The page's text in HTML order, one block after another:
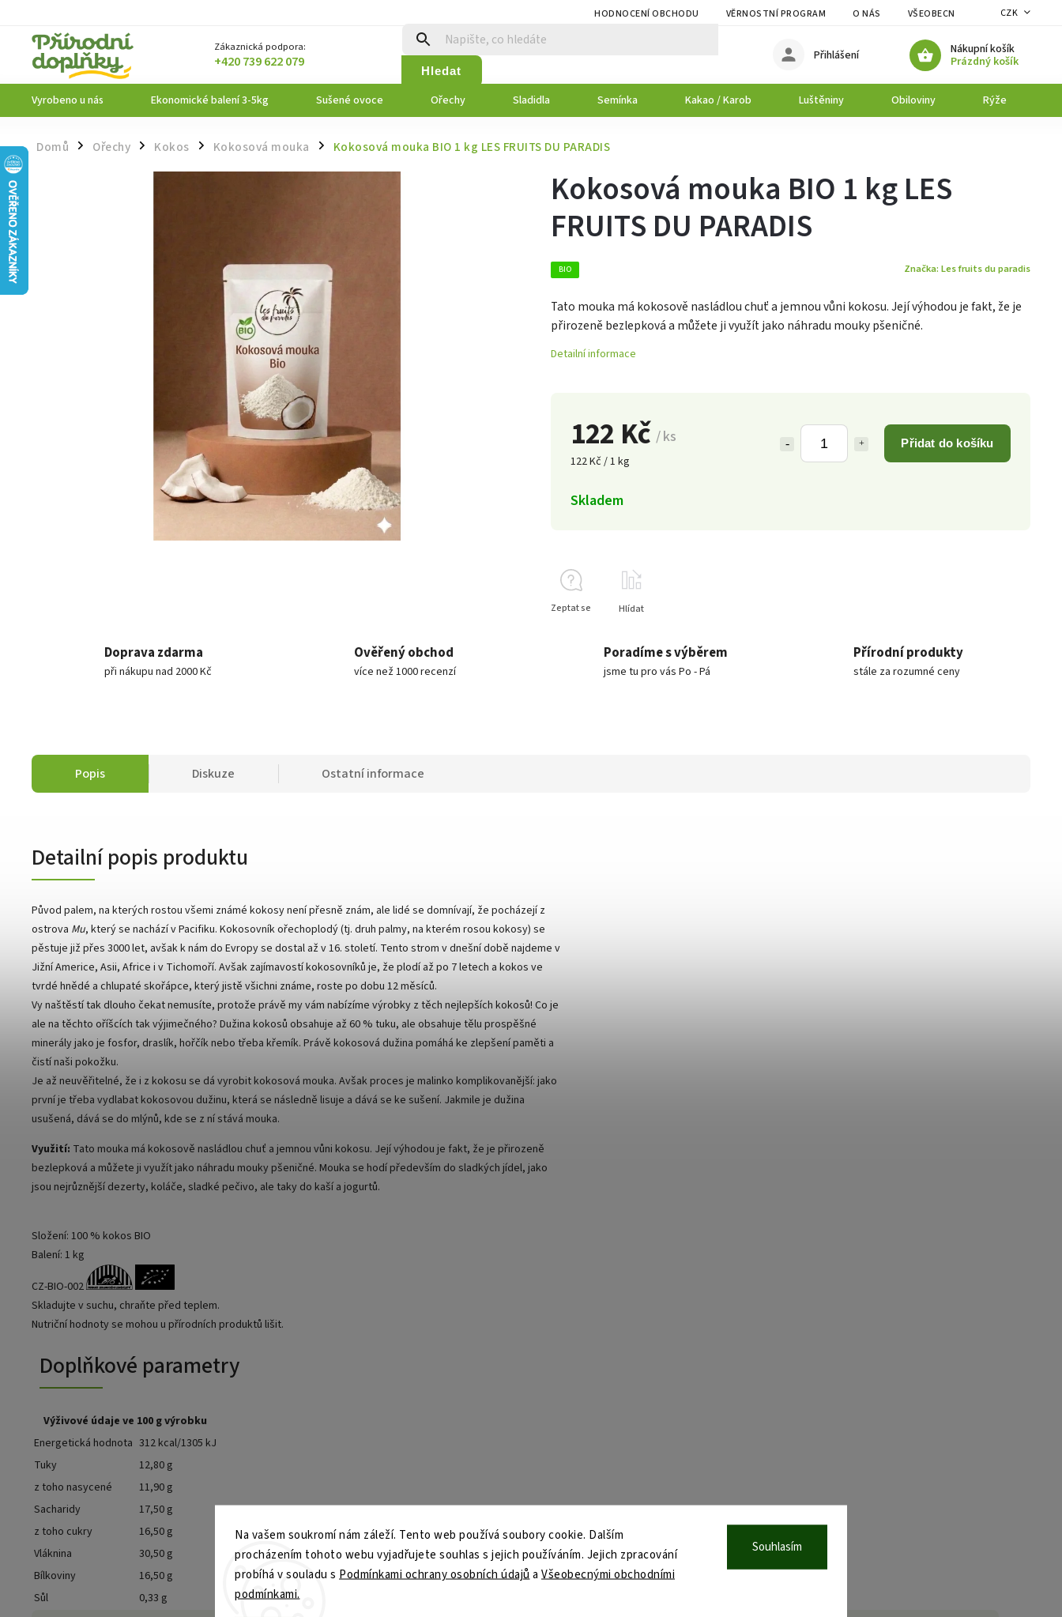
Na vašem soukromí nám záleží. Tento web používá soubory cookie. Dalším
procházením tohoto webu vyjadřujete souhlas s jejich používáním. Jejich zpracování
probíhá v souladu s Podmínkami ochrany osobních údajů a Všeobecnými obchodními
podmínkami.
Souhlasím
HODNOCENÍ OBCHODU VĚRNOSTNÍ PROGRAM O NÁS VŠEOBECNÉ OBCHODNÍ PODMÍNKY
CZK
Zákaznická podpora:
+420 739 622 079 Hledat
Nákupní košík
Prázdný košík
Přihlášení
Vyrobeno u nás Ekonomické balení 3-5kg Sušené ovoce Ořechy Sladidla Semínka Kakao / Karob Luštěniny Obiloviny Rýže
Domů / Ořechy / Kokos / Kokosová mouka / Kokosová mouka BIO 1 kg LES FRUITS DU PARADIS
122 Kč / ks
122 Kč / 1 kg
Přidat do košíku
Skladem
Kokosová mouka BIO 1 kg LES
FRUITS DU PARADIS
BIO Značka: Les fruits du paradis
Tato mouka má kokosově nasládlou chuť a jemnou vůni kokosu. Její výhodou je fakt, že je
přirozeně bezlepková a můžete ji využít jako náhradu mouky pšeničné.
Detailní informace
Zeptat se Hlídat
Doprava zdarma
při nákupu nad 2000 Kč
Ověřený obchod
více než 1000 recenzí
Poradíme s výběrem
jsme tu pro vás Po - Pá
Přírodní produkty
stále za rozumné ceny
Popis Diskuze Ostatní informace
Detailní popis produktu
Původ palem, na kterých rostou všemi známé kokosy není přesně znám, ale lidé se domnívají, že pocházejí z
ostrova Mu, který se nachází v Pacifiku. Kokosovník ořechoplodý (tj. druh palmy, na kterém rosou kokosy) se
pěstuje již přes 3000 let, avšak k nám do Evropy se dostal až v 16. století. Tento strom v dnešní době najdeme v
Jižní Americe, Asii, Africe i v Tichomoří. Avšak zajímavostí kokosovníků je, že plodí až po 7 letech a kokos ve
tvrdé hnědé a chlupaté skořápce, který jistě všichni známe, roste po dobu 12 měsíců.
Vy naštěstí tak dlouho čekat nemusíte, protože právě my vám nabízíme výrobky z těch nejlepších kokosů! Co je
ale na těchto oříšcích tak výjimečného? Dužina kokosů obsahuje až 60 % tuku, ale obsahuje tělu prospěšné
minerály jako je fosfor, draslík, hořčík nebo třeba křemík. Právě kokosová dužina pomáhá ke zlepšení paměti a
čistí naši pokožku.
Je až neuvěřitelné, že i z kokosu se dá vyrobit kokosová mouka. Avšak proces je malinko komplikovanější: jako
první je třeba vydlabat kokosovou dužinu, která se následně lisuje a dává se ke sušení. Jakmile je dužina
usušená, dává se do mlýnů, kde se z ní stává mouka.
Využití: Tato mouka má kokosově nasládlou chuť a jemnou vůni kokosu. Její výhodou je fakt, že je přirozeně
bezlepková a můžete ji využít jako náhradu mouky pšeničné. Mouka se hodí především do sladkých jídel, jako
jsou nejrůznější dezerty, koláče, sladké pečivo, ale taky do kaší a jogurtů.
Složení: 100 % kokos BIO
Balení: 1 kg
CZ-BIO-002
Skladujte v suchu, chraňte před teplem.
Nutriční hodnoty se mohou u přírodních produktů lišit.
Doplňkové parametry
Výživové údaje ve 100 g výrobku
Energetická hodnota 312 kcal/1305 kJ
Tuky
12,80 g
z toho nasycené
11,90 g
Sacharidy
17,50 g
z toho cukry
16,50 g
Vláknina
30,50 g
Bílkoviny
16,50 g
Sůl
0,33 g